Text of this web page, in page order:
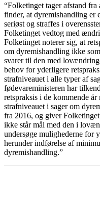
“Folketinget tager afstand
finder, at dyremishandling er
seriøst og straffes i
Folketinget vedtog med
Folketinget noterer sig, at
om dyremishandling ikke
svarer til den med
behov for yderligere
strafniveauet i alle typer af
fødevareministeren har
retspraksis i de kommende
strafniveauet i sager om
fra 2016, og giver
ikke står mål med den i
undersøge mulighederne for
herunder indførelse af
dyremishandling.”